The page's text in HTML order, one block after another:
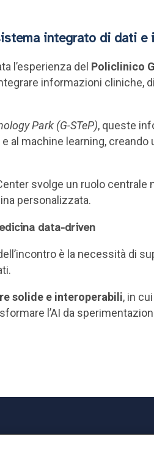
integrato di dati e
l’esperienza del Policlinico
informazioni
Park (G-STeP), queste
al machine learning,
svolge un ruolo
personalizzata.
data-driven
è la necessità di
solide e interoperabili, in
l’AI da